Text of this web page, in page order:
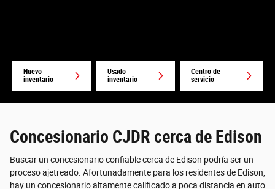
Nuevo
inventario
Usado
inventario
Centro de
servicio
Concesionario CJDR cerca de Edison
Buscar un concesionario confiable cerca de Edison podría ser un
proceso ajetreado. Afortunadamente para los residentes de Edison,
hay un concesionario altamente calificado a poca distancia en auto